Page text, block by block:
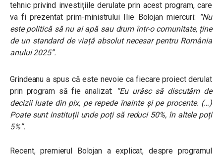
tehnic privind investițiile derulate prin acest program, care
va fi prezentat prim-ministrului Ilie Bolojan miercuri: “Nu
este politică să nu ai apă sau drum într-o comunitate, ține
de un standard de viață absolut necesar pentru România
anului 2025”.
Grindeanu a spus că este nevoie ca fiecare proiect derulat
prin program să fie analizat:
“Eu urăsc să discutăm de
decizii luate din pix, pe repede înainte și pe procente. (…)
Poate sunt instituții unde poți să reduci 50%, în altele poți
5%”.
Recent, premierul Bolojan a explicat, despre programul